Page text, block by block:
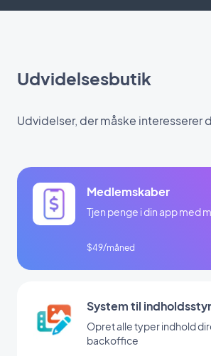
Udvidelsesbutik
Udvidelser, der måske interesserer
Medlemskaber
Tjen penge i din app med
$49/måned
System til
Opret alle typer indhold
backoffice